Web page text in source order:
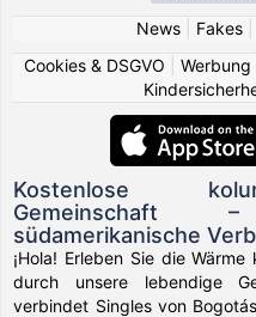
News| Fakes|
Cookies & DSGVO
Werbung
Kostenlose
Gemeinschaft
südamerikanische
¡Hola! Erleben Sie die
durch unsere lebendige
verbindet Singles von